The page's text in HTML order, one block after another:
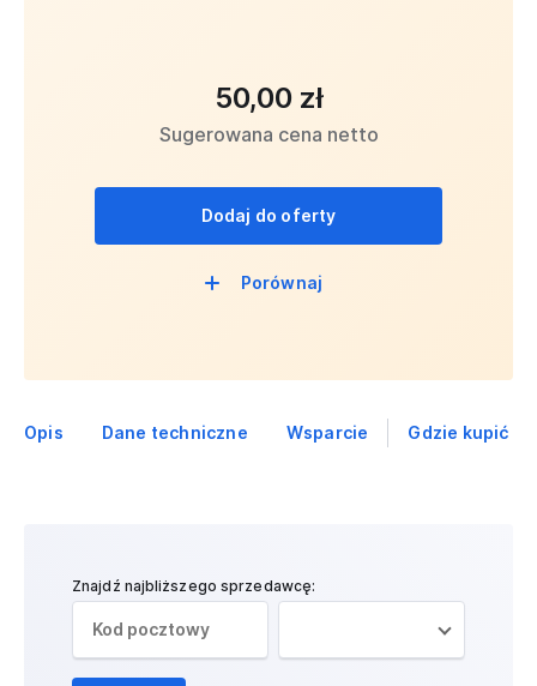
50,00 zł
Sugerowana cena netto
Dodaj do oferty
Porównaj
Opis Dane techniczne Wsparcie Gdzie kupić
Znajdź najbliższego sprzedawcę: